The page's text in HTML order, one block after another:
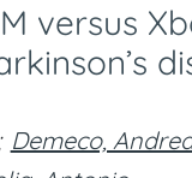
versus
Demeco,